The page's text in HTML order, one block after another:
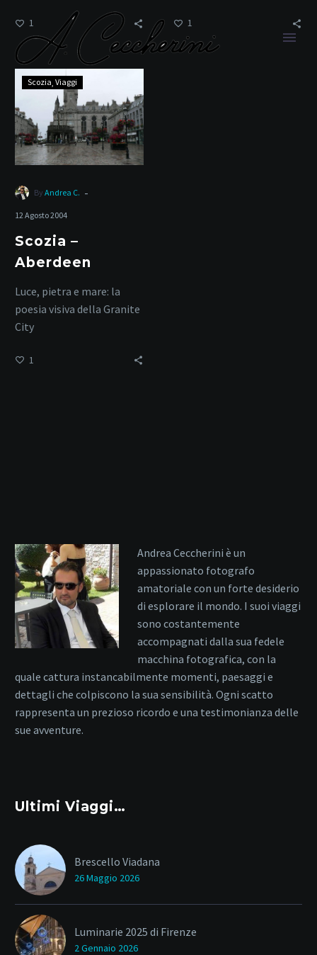
Paesaggi Costieri
1 1
Scozia
–
Aberdeen
Scozia Viaggi
By Andrea C. -
12 Agosto 2004
Scozia –
Aberdeen
Luce, pietra e mare: la
poesia visiva della Granite
City
1
Andrea Ceccherini è un
appassionato fotografo
amatoriale con un forte desiderio
di esplorare il mondo. I suoi viaggi
sono costantemente
accompagnati dalla sua fedele
macchina fotografica, con la
quale cattura instancabilmente momenti, paesaggi e
dettagli che colpiscono la sua sensibilità. Ogni scatto
rappresenta un prezioso ricordo e una testimonianza delle
sue avventure.
Ultimi Viaggi…
Brescello Viadana
26 Maggio 2026
Luminarie 2025 di Firenze
2 Gennaio 2026